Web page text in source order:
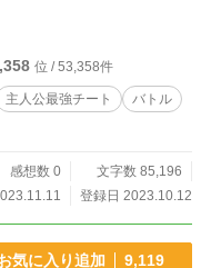
容を果たす形で『勇者』が討
により、まさに救世主にし
ころの勇者がひっそりとその
およそ十年。 稀代の大
記憶から徐々に消えていたは
勇者が紡ぎ出す
どり着き、どんな景色を人々
位 / 53,358件
主人公最強チート
バトル
感想数 0
文字数 85,196
登録日 2023.10.12
気に入り追加 9,119